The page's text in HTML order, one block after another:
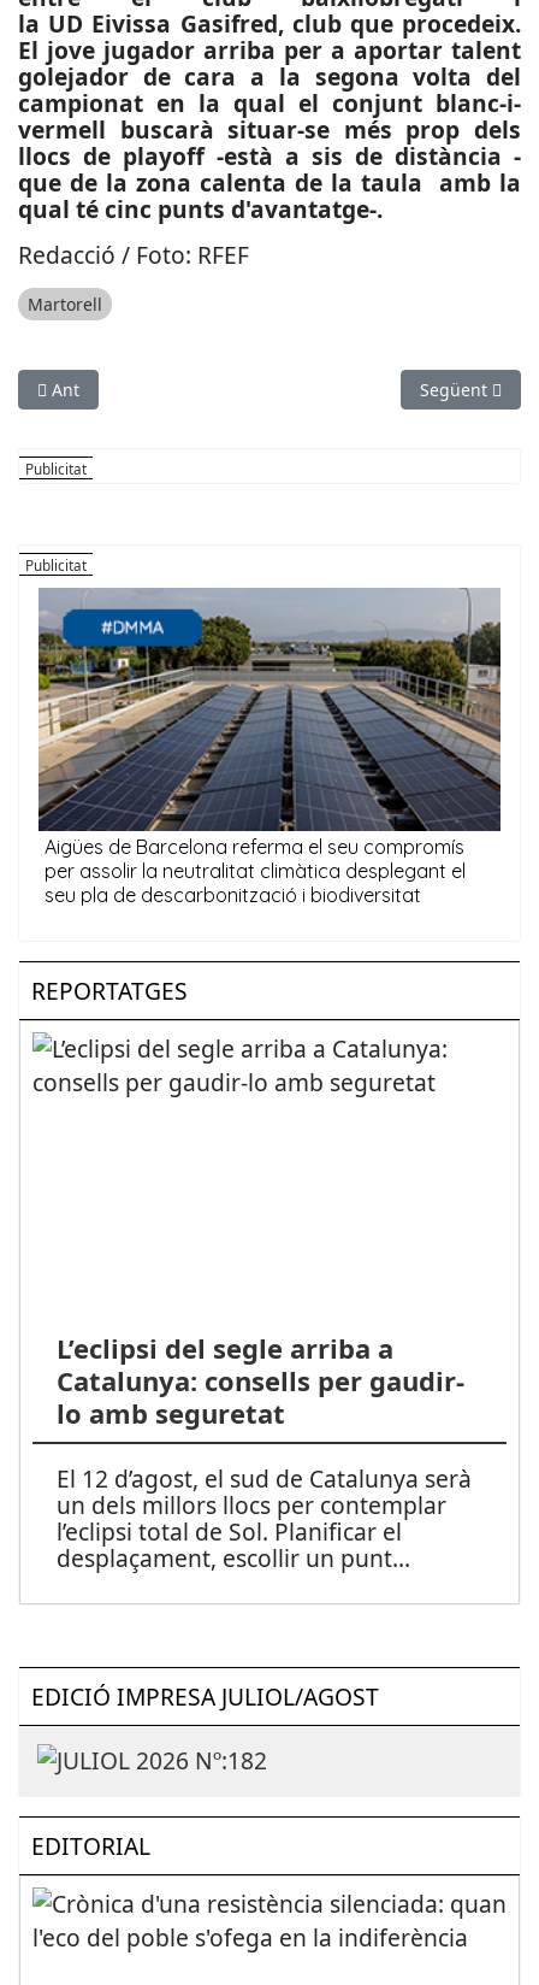
la UD Eivissa Gasifred, club que procedeix.
El jove jugador arriba per a aportar talent
golejador de cara a la segona volta del
campionat en la qual el conjunt blanc-i-
vermell buscarà situar-se més prop dels
llocs de playoff -està a sis de distància -
que de la zona calenta de la taula amb la
qual té cinc punts d'avantatge-.
Redacció / Foto: RFEF
Martorell
Article anterior: ESPORTS (MOTOR, DAKAR 2023): Jordi
Ant Article
Següent
REPORTATGES
L’eclipsi del segle arriba a
Catalunya: consells per gaudir-
lo amb seguretat
El 12 d’agost, el sud de Catalunya serà
un dels millors llocs per contemplar
l’eclipsi total de Sol. Planificar el
desplaçament, escollir un punt...
EDICIÓ IMPRESA JULIOL/AGOST
EDITORIAL